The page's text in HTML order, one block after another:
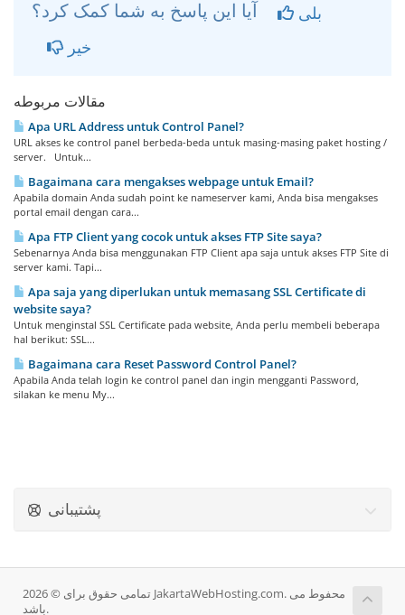
بلی
خیر
مقالات مربوطه
Apa URL Address untuk Control Panel?
URL akses ke control panel berbeda-beda untuk masing-masing paket hosting /
server. Untuk...
Bagaimana cara mengakses webpage untuk Email?
Apabila domain Anda sudah point ke nameserver kami, Anda bisa mengakses
portal email dengan cara...
Apa FTP Client yang cocok untuk akses FTP Site saya?
Sebenarnya Anda bisa menggunakan FTP Client apa saja untuk akses FTP Site di
server kami. Tapi...
Apa saja yang diperlukan untuk memasang SSL Certificate di
website saya?
Untuk menginstal SSL Certificate pada website, Anda perlu membeli beberapa
hal berikut: SSL...
Bagaimana cara Reset Password Control Panel?
Apabila Anda telah login ke control panel dan ingin mengganti Password,
silakan ke menu My...
پشتیبانی
تمامی حقوق برای © 2026 JakartaWebHosting.com. محفوط می
باشد.